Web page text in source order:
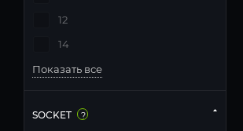
12
14
Показать все
SOCKET ?